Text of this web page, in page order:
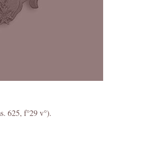
625, f°29 v°).